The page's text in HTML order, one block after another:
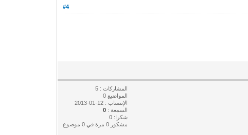
#4
المشاركات : 5
المواضيع 0
الإنتساب : 12-01-2013
السمعة :0
شكرا: 0
مشكور 0 مرة في 0 موضوع